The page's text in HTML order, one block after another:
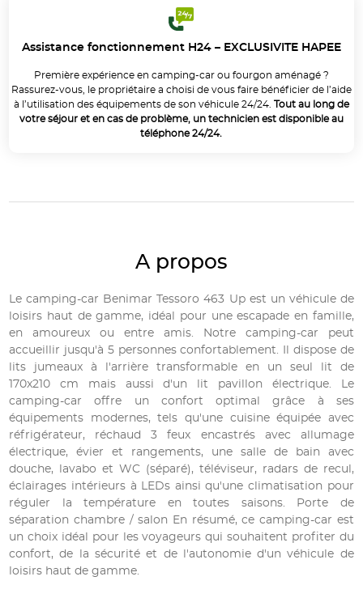
Assistance fonctionnement H24 – EXCLUSIVITE HAPEE
Première expérience en camping-car ou fourgon aménagé ?
Rassurez-vous, le propriétaire a choisi de vous faire bénéficier de l’aide
à l’utilisation des équipements de son véhicule 24/24. Tout au long de
votre séjour et en cas de problème, un technicien est disponible au
téléphone 24/24.
A propos
Le camping-car Benimar Tessoro 463 Up est un véhicule de
loisirs haut de gamme, idéal pour une escapade en famille,
en amoureux ou entre amis. Notre camping-car peut
accueillir jusqu'à 5 personnes confortablement. Il dispose de
lits jumeaux à l'arrière transformable en un seul lit de
170x210 cm mais aussi d'un lit pavillon électrique. Le
camping-car offre un confort optimal grâce à ses
équipements modernes, tels qu'une cuisine équipée avec
réfrigérateur, réchaud 3 feux encastrés avec allumage
électrique, évier et rangements, une salle de bain avec
douche, lavabo et WC (séparé), téléviseur, radars de recul,
éclairages intérieurs à LEDs ainsi qu'une climatisation pour
réguler la température en toutes saisons. Porte de
séparation chambre / salon En résumé, ce camping-car est
un choix idéal pour les voyageurs qui souhaitent profiter du
confort, de la sécurité et de l'autonomie d'un véhicule de
loisirs haut de gamme.